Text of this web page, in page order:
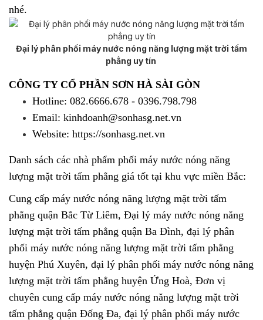
nhé.
Đại lý phân phối máy nước nóng năng lượng mặt trời tấm
phẳng uy tín
CÔNG TY CỔ PHẦN SƠN HÀ SÀI GÒN
Hotline: 082.6666.678 - 0396.798.798
Email: kinhdoanh@sonhasg.net.vn
Website: https://sonhasg.net.vn
Danh sách các nhà phẩm phối máy nước nóng năng
lượng mặt trời tấm phẳng giá tốt tại khu vực miền Bắc:
Cung cấp máy nước nóng năng lượng mặt trời tấm
phẳng quận Bắc Từ Liêm, Đại lý máy nước nóng năng
lượng mặt trời tấm phẳng quận Ba Đình, đại lý phân
phối máy nước nóng năng lượng mặt trời tấm phẳng
huyện Phú Xuyên, đại lý phân phối máy nước nóng năng
lượng mặt trời tấm phẳng huyện Ứng Hoà, Đơn vị
chuyên cung cấp máy nước nóng năng lượng mặt trời
tấm phẳng quận Đống Đa, đại lý phân phối máy nước